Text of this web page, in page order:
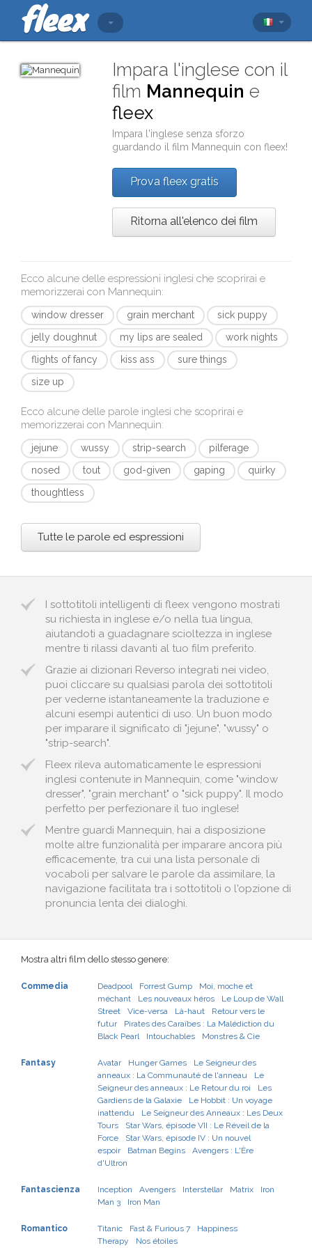
Impara l'inglese con il
film Mannequin e
fleex
Impara l'inglese senza sforzo
guardando il film Mannequin confleex!
Prova fleex gratis
Ritorna all'elenco dei film
Ecco alcune delle espressioni inglesi che scoprirai e
memorizzerai con Mannequin:
window dresser grain merchant
sick puppy
jelly doughnut
my lips are sealed
work nights
flights of fancy
kiss ass
sure things
size up
Ecco alcune delle parole inglesi che scoprirai e
memorizzerai con Mannequin:
jejune wussy strip-search
pilferage
nosed
tout god-given gaping
quirky
thoughtless
Tutte le parole ed espressioni
I sottotitoli intelligenti di fleex vengono mostrati
su richiesta in inglese e/o nella tua lingua,
aiutandoti a guadagnare scioltezza in inglese
mentre ti rilassi davanti al tuo film preferito.
Grazie ai dizionari Reverso integrati nei video,
puoi cliccare su qualsiasi parola dei sottotitoli
per vederne istantaneamente la traduzione e
alcuni esempi autentici di uso. Un buon modo
per imparare il significato di "jejune", "wussy" o
"strip-search".
Fleex rileva automaticamente le espressioni
inglesi contenute in Mannequin, come "window
dresser", "grain merchant" o "sick puppy". Il modo
perfetto per perfezionare il tuo inglese!
Mentre guardi Mannequin, hai a disposizione
molte altre funzionalità per imparare ancora più
efficacemente, tra cui una lista personale di
vocaboli per salvare le parole da assimilare, la
navigazione facilitata tra i sottotitoli o l'opzione di
pronuncia lenta dei dialoghi.
Mostra altri film dello stesso genere:
Commedia Deadpool Forrest Gump
Moi, moche et
méchant
Les nouveaux héros
Le Loup de Wall
Street
Vice-versa Là-haut
Retour vers le
futur
Pirates des Caraïbes : La Malédiction du
Black Pearl
Intouchables Monstres & Cie
Fantasy Avatar Hunger Games
Le Seigneur des
anneaux : La Communauté de l'anneau
Le
Seigneur des anneaux : Le Retour du roi
Les
Gardiens de la Galaxie
Le Hobbit : Un voyage
inattendu
Le Seigneur des Anneaux : Les Deux
Tours
Star Wars, épisode VII : Le Réveil de la
Force
Star Wars, épisode IV : Un nouvel
espoir
Batman Begins
Avengers : L'Ère
d'Ultron
Fantascienza Inception Avengers Interstellar Matrix
Iron
Man 3
Iron Man
Romantico Titanic Fast & Furious 7
Happiness
Therapy
Nos étoiles